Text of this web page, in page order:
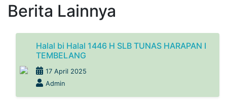
Berita Lainnya
Halal bi Halal 1446 H SLB TUNAS HARAPAN I
TEMBELANG
17 April 2025
Admin